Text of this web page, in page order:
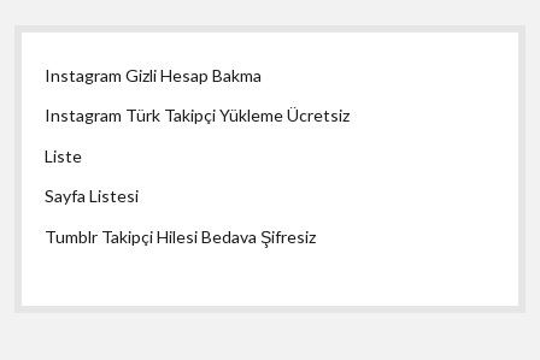
c
r
t
E
k
i
Yan
Menü
Instagram Gizli Hesap Bakma
Instagram Türk Takipçi Yükleme Ücretsiz
Liste
Sayfa Listesi
Tumblr Takipçi Hilesi Bedava Şifresiz